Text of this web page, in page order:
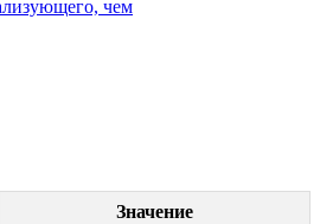
чем
Значение